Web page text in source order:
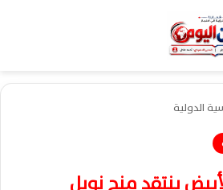
الدولية
ينتقد منح نوبل